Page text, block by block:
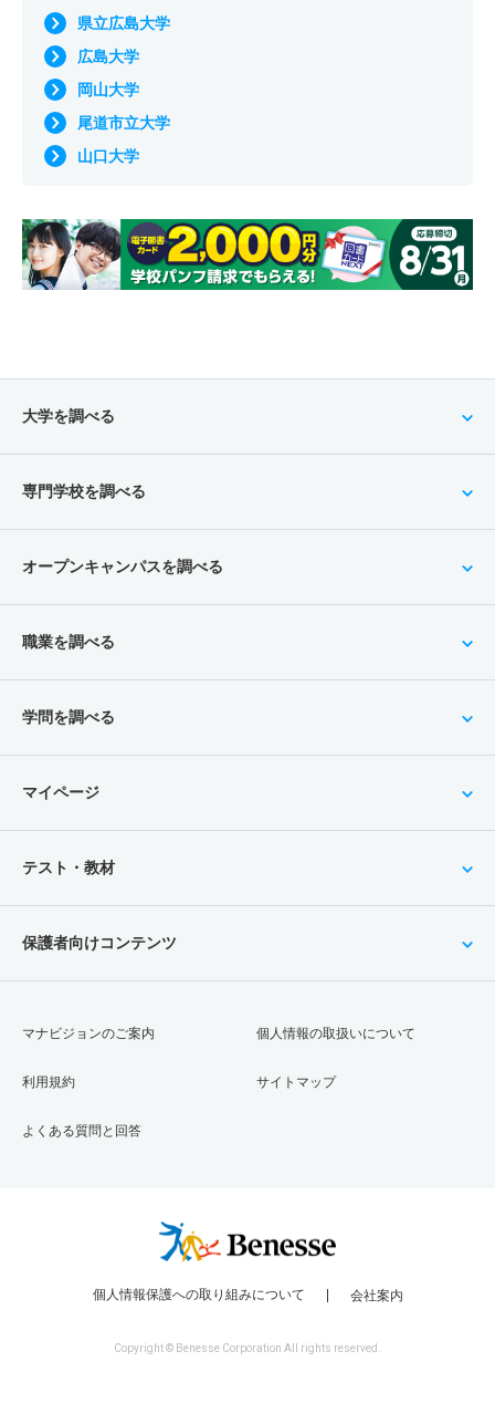
県立広島大学
広島大学
岡山大学
尾道市立大学
山口大学
大学を調べる
専門学校を調べる
オープンキャンパスを調べる
職業を調べる
学問を調べる
マイページ
テスト・教材
保護者向けコンテンツ
マナビジョンのご案内
利用規約
よくある質問と回答
個人情報の取扱いについて
サイトマップ
個人情報保護への取り組みについて 会社案内
Copyright © Benesse Corporation All rights reserved.